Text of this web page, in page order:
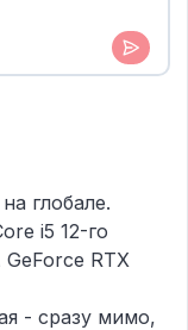
глобале.
i5 12-го
RTX
- сразу мимо,